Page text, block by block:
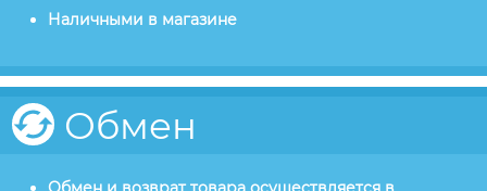
Наличными в магазине
Обмен